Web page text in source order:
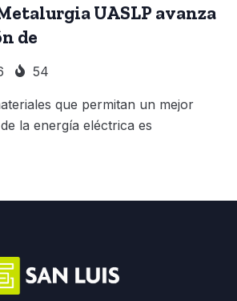
UASLP avanza
de
54
que permitan un mejor
la energía eléctrica es